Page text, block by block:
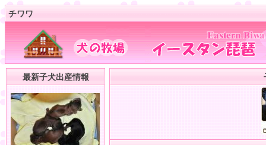
チワワ
最新子犬出産情報